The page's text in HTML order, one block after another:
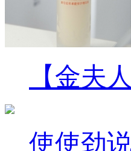
【金夫
使使劲